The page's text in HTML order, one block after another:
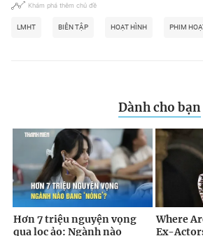
Khám phá thêm chủ đề
LMHT BIÊN TẬP HOẠT HÌNH PHIM